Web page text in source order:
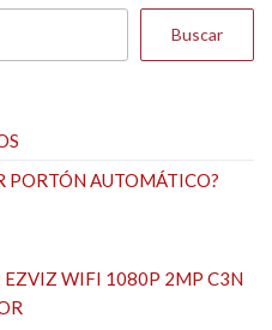
Buscar
PORTÓN AUTOMÁTICO?
EZVIZ WIFI 1080P 2MP C3N